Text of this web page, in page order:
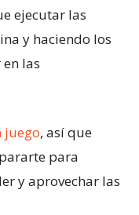
ejecutar las
y haciendo los
las
juego, así que
para
y aprovechar las